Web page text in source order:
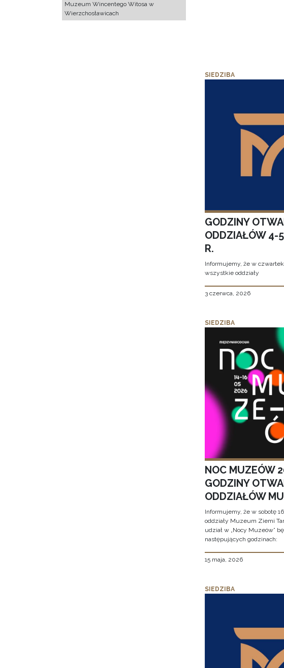
Muzeum Wincentego Witosa w
Wierzchosławicach
SIEDZIBA
GODZINY
ODDZIAŁÓW 4-
R.
Informujemy, że w
wszystkie oddziały
3 czerwca, 2026
SIEDZIBA
NOC MUZEÓW
GODZINY
ODDZIAŁÓW
Informujemy, że w sobotę
oddziały Muzeum Ziemi
udział w „Nocy Muzeów”
następujących godzinach:
15 maja, 2026
SIEDZIBA